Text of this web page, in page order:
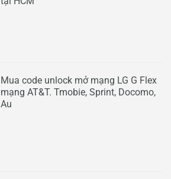
Mua code unlock mở mạng LG G Flex
mạng AT&T. Tmobie, Sprint, Docomo,
Au